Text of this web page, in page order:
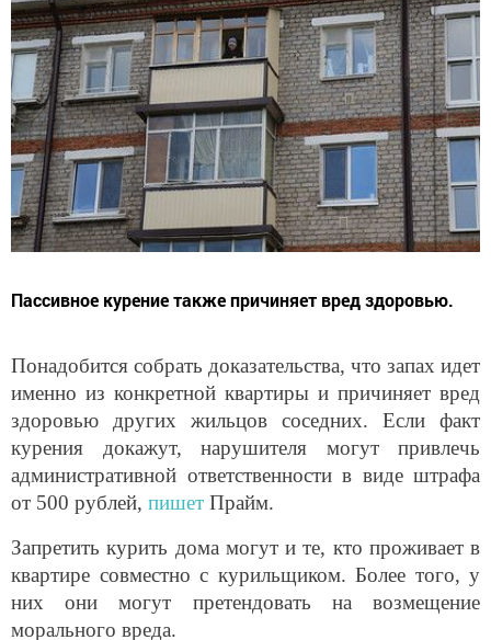
Пассивное курение также причиняет вред здоровью.
Понадобится собрать доказательства, что запах идет
именно из конкретной квартиры и причиняет вред
здоровью других жильцов соседних. Если факт
курения докажут, нарушителя могут привлечь
административной ответственности в виде штрафа
от 500 рублей, пишет Прайм.
Запретить курить дома могут и те, кто проживает в
квартире совместно с курильщиком. Более того, у
них они могут претендовать на возмещение
морального вреда.